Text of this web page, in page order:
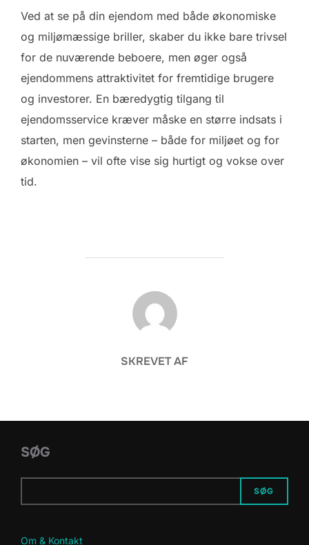
Ved at se på din ejendom med både økonomiske
og miljømæssige briller, skaber du ikke bare trivsel
for de nuværende beboere, men øger også
ejendommens attraktivitet for fremtidige brugere
og investorer. En bæredygtig tilgang til
ejendomsservice kræver måske en større indsats i
starten, men gevinsterne – både for miljøet og for
økonomien – vil ofte vise sig hurtigt og vokse over
tid.
FORFATTER
SKREVET AF
SØG
SØG
Om & Kontakt